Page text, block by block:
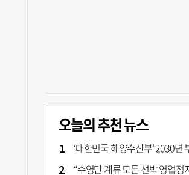
오늘의 추천 뉴스
‘대한민국 해양수산부’ 2030년 부산 북항시
“수영만 계류 모든 선박 영업정지”… 재개발 속